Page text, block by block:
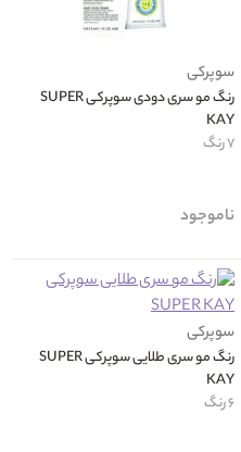
سوپرکی
رنگ مو سری دودی سوپرکی SUPER
KAY
۷ رنگ
ناموجود
سوپرکی
رنگ مو سری طلایی سوپرکی SUPER
KAY
۶ رنگ